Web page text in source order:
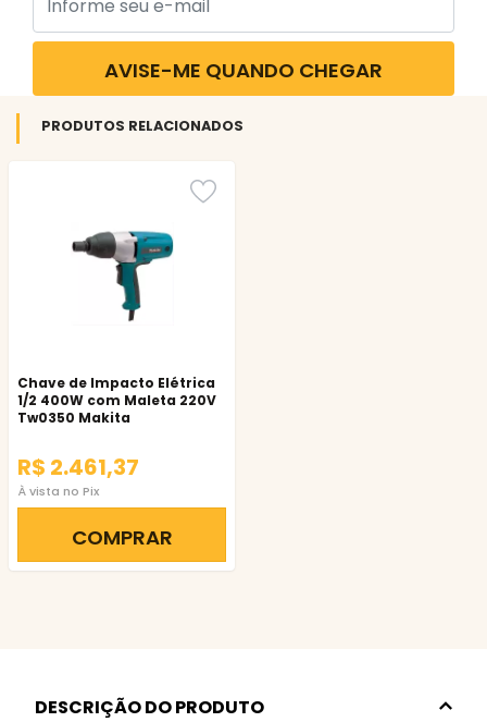
AVISE-ME QUANDO CHEGAR
PRODUTOS RELACIONADOS
Chave de Impacto Elétrica
1/2 400W com Maleta 220V
Tw0350 Makita
R$ 2.461,37
À vista no Pix
COMPRAR
DESCRIÇÃO DO PRODUTO